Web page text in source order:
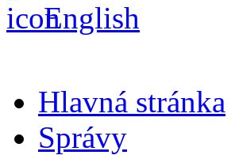
English
Hlavná stránka
Správy